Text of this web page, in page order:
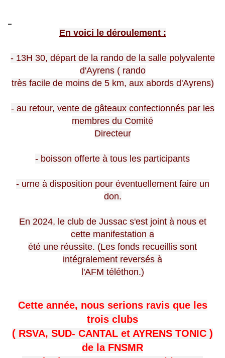
En voici le déroulement :
- 13H 30, départ de la rando de la salle polyvalente
d'Ayrens ( rando
très facile de moins de 5 km, aux abords d'Ayrens)
- au retour, vente de gâteaux confectionnés par les
membres du Comité
Directeur
- boisson offerte à tous les participants
- urne à disposition pour éventuellement faire un
don.
En 2024, le club de Jussac s'est joint à nous et
cette manifestation a
été une réussite. (Les fonds recueillis sont
intégralement reversés à
l'AFM téléthon.)
Cette année, nous serions ravis que les
trois clubs
( RSVA, SUD- CANTAL et AYRENS TONIC )
de la FNSMR